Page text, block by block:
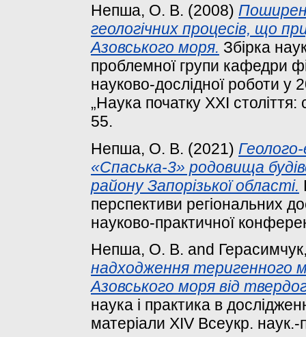
Непша, О. В. (2008)
геологічних процесів, що
Азовського моря. Збірка
проблемної групи кафедри
науково-дослідної роботи у
„Наука початку XXI
55.
Непша, О. В. (2021) Геолого-
«Спаська-3» родовища
району Запорізької області.
перспективи регіональних
науково-практичної
Непша, О. В. and
надходження теригенного
Азовського моря від
наука і практика в
матеріали ХІV Всеукр.